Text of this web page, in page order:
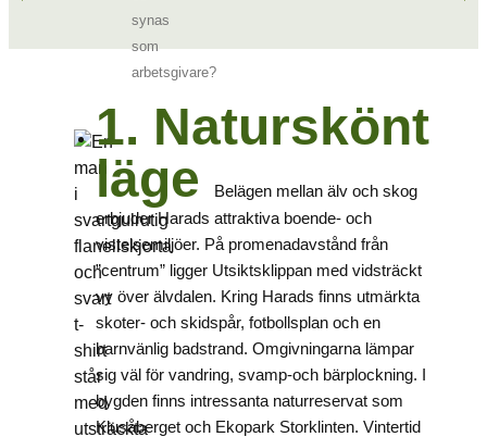
synas
som
arbetsgivare?
1. Naturskönt
läge
Belägen mellan älv och skog
erbjuder Harads attraktiva boende- och
vistelsemiljöer. På promenadavstånd från
”centrum” ligger Utsiktsklippan med vidsträckt
vy över älvdalen. Kring Harads finns utmärkta
skoter- och skidspår, fotbollsplan och en
barnvänlig badstrand. Omgivningarna lämpar
sig väl för vandring, svamp-och bärplockning. I
bygden finns intressanta naturreservat som
Klusåberget och Ekopark Storklinten. Vintertid